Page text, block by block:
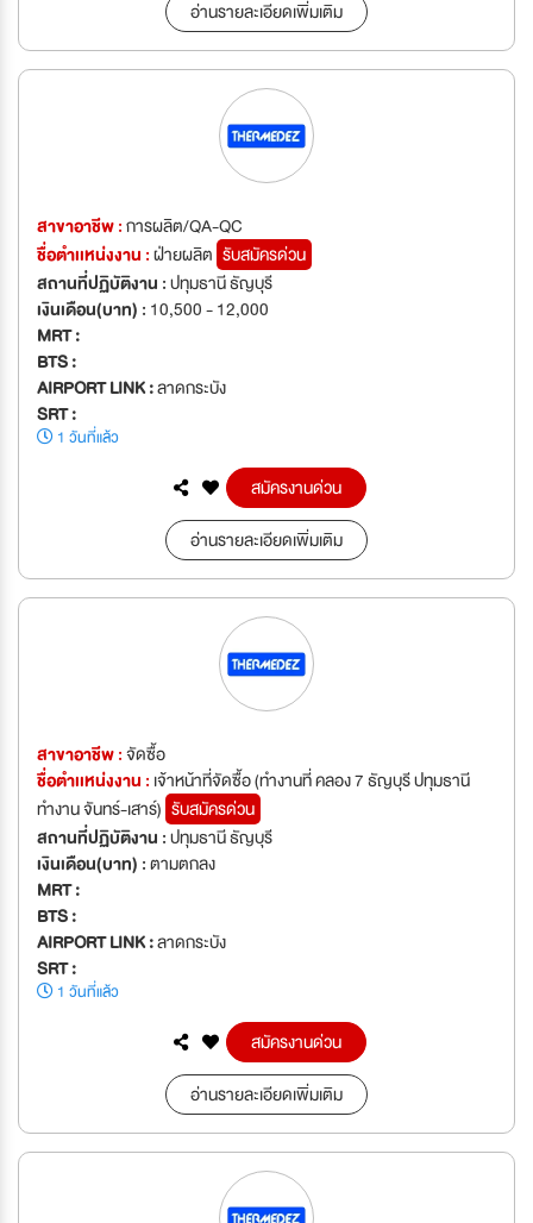
อ่านรายละเอียดเพิ่มเติม
สาขาอาชีพ :การผลิต/QA-QC
ชื่อตำเเหน่งงาน :ฝ่ายผลิต รับสมัครด่วน
สถานที่ปฏิบัติงาน :ปทุมธานี ธัญบุรี
เงินเดือน(บาท) : 10,500 - 12,000
MRT :
BTS :
AIRPORT LINK :ลาดกระบัง
SRT :
1 วันที่แล้ว
สมัครงานด่วน
อ่านรายละเอียดเพิ่มเติม
สาขาอาชีพ :จัดซื้อ
ชื่อตำเเหน่งงาน : เจ้าหน้าที่จัดซื้อ (ทำงานที่ คลอง 7 ธัญบุรี ปทุมธานี
ทำงาน จันทร์-เสาร์) รับสมัครด่วน
สถานที่ปฏิบัติงาน :ปทุมธานี ธัญบุรี
เงินเดือน(บาท) :ตามตกลง
MRT :
BTS :
AIRPORT LINK :ลาดกระบัง
SRT :
1 วันที่แล้ว
สมัครงานด่วน
อ่านรายละเอียดเพิ่มเติม